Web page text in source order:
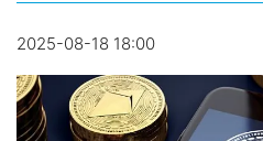
2025-08-18 18:00